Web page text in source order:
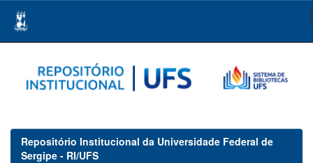
navigation
Repositório Institucional da Universidade Federal de
Sergipe - RI/UFS